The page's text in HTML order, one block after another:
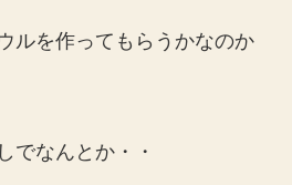
ルを作ってもらうかなのか
でなんとか・・